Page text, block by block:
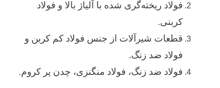
فولاد ریخته‌گری شده با آلیاژ بالا و فولاد
کربنی.
قطعات شیرآلات از جنس فولاد کم کربن و
فولاد ضد زنگ.
فولاد ضد زنگ، فولاد منگنزی، چدن پر کروم.